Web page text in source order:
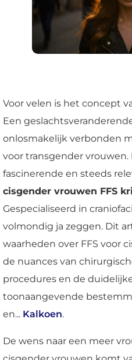
Voor velen is het concept
Een
onlosmakelijk verbonden
voor transgender vrouwen.
fascinerende en steeds
cisgender vrouwen FFS
Gespecialiseerd in
volmondig ja zeggen. Dit
waarheden over FFS voor
de nuances van
procedures en de
toonaangevende
en... Kalkoen.
De wens naar een meer